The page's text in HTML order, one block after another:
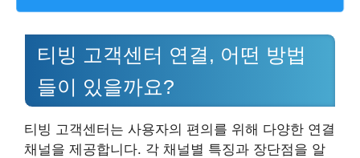
티빙 고객센터 연결, 어떤 방법
들이 있을까요?
티빙 고객센터는 사용자의 편의를 위해 다양한 연결
채널을 제공합니다. 각 채널별 특징과 장단점을 알